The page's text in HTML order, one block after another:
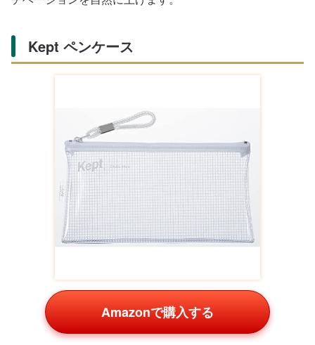
Amazonで購入する
懐かしいデザインのスヌーピーグッズは、部屋に映えるイ
ンテリアに。ナカジマコーポレーションのベーシックヴィ
ンテージは、シンプルでおしゃれ。Amazonで手に入りや
すく、中学生女子の心を癒します。
文房具・勉強グッズ
日の宿題やノート作りを楽しくします。名入れ可能なもの
もおすすめです。